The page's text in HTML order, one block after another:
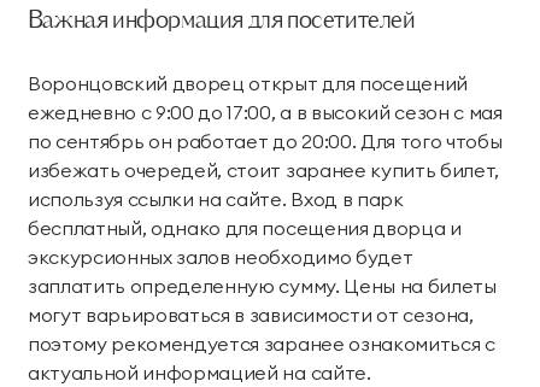
Важная информация для посетителей
Воронцовский дворец открыт для посещений
ежедневно с 9:00 до 17:00, а в высокий сезон с мая
по сентябрь он работает до 20:00. Для того чтобы
избежать очередей, стоит заранее купить билет,
используя ссылки на сайте. Вход в парк
бесплатный, однако для посещения дворца и
экскурсионных залов необходимо будет
заплатить определенную сумму. Цены на билеты
могут варьироваться в зависимости от сезона,
поэтому рекомендуется заранее ознакомиться с
актуальной информацией на сайте.